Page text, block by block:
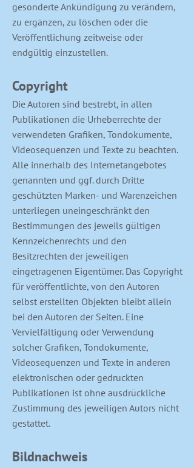
gesonderte Ankündigung zu verändern,
zu ergänzen, zu löschen oder die
Veröffentlichung zeitweise oder
endgültig einzustellen.
Copyright
Die Autoren sind bestrebt, in allen
Publikationen die Urheberrechte der
verwendeten Grafiken, Tondokumente,
Videosequenzen und Texte zu beachten.
Alle innerhalb des Internetangebotes
genannten und ggf. durch Dritte
geschützten Marken- und Warenzeichen
unterliegen uneingeschränkt den
Bestimmungen des jeweils gültigen
Kennzeichenrechts und den
Besitzrechten der jeweiligen
eingetragenen Eigentümer. Das Copyright
für veröffentlichte, von den Autoren
selbst erstellten Objekten bleibt allein
bei den Autoren der Seiten. Eine
Vervielfältigung oder Verwendung
solcher Grafiken, Tondokumente,
Videosequenzen und Texte in anderen
elektronischen oder gedruckten
Publikationen ist ohne ausdrückliche
Zustimmung des jeweiligen Autors nicht
gestattet.
Bildnachweis